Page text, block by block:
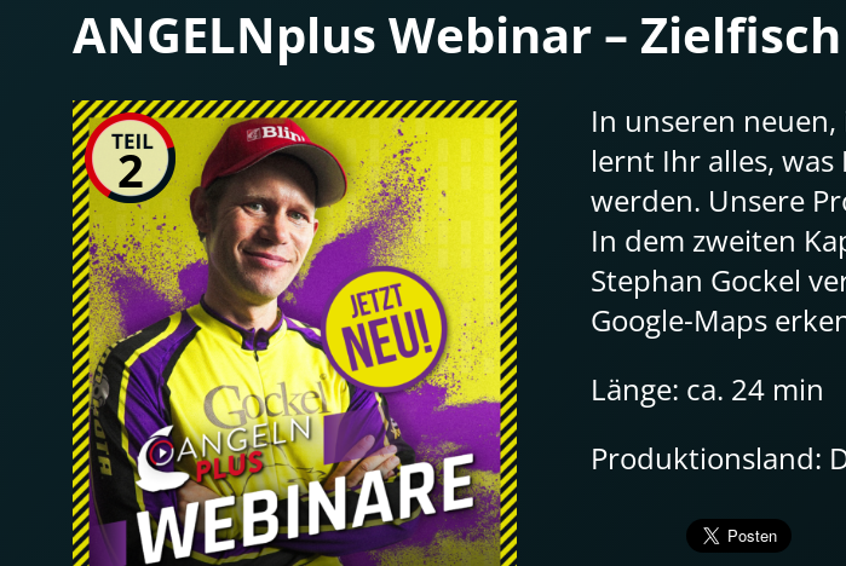
ANGELNplus Webinar –
2
In unseren
lernt Ihr alles,
werden. Unsere
In dem zweiten
Stephan Gockel
Google-Maps
Länge: ca. 24 min
Produktionsland: